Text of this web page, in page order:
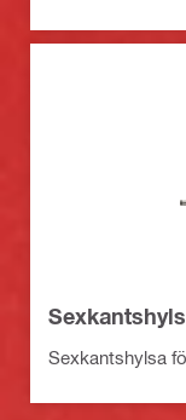
Sexkantshylsa